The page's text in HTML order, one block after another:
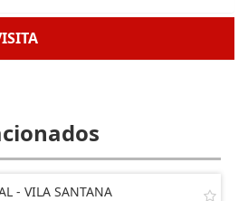
- VILA SANTANA